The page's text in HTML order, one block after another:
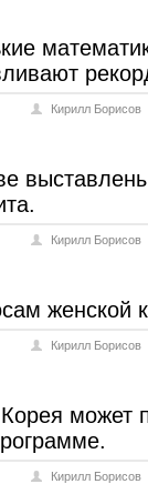
Кирилл Борисов
Кирилл Борисов
женской
Кирилл Борисов
может
Кирилл Борисов